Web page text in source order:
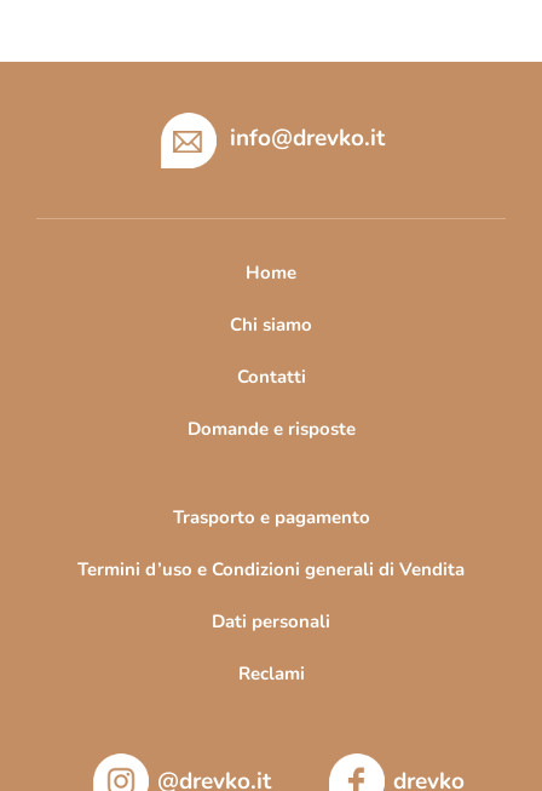
l
e
'
l
n
o
e
info@drevko.it
Home
Chi siamo
Contatti
Domande e risposte
Trasporto e pagamento
Termini d’uso e Condizioni generali di Vendita
Dati personali
Reclami
@drevko.it drevko